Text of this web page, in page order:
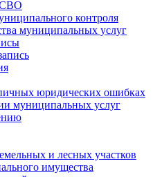
СВО
контроля
муниципальных услуг
юридических ошибках
муниципальных услуг
и лесных участков
имущества